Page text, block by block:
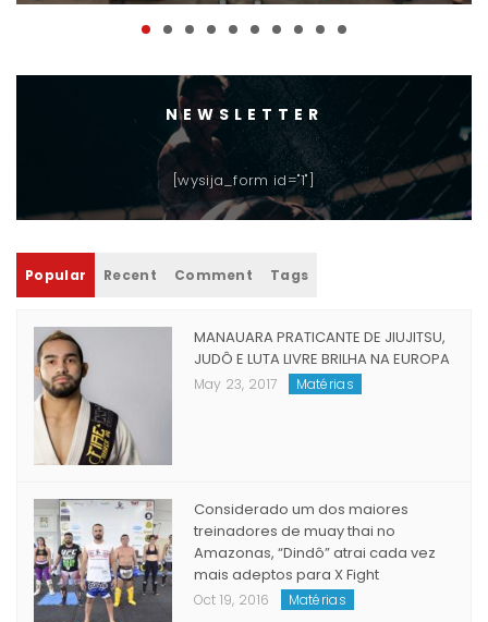
NEWSLETTER
[wysija_form id="1"]
Popular Recent Comment Tags
MANAUARA PRATICANTE DE JIUJITSU,
JUDÔ E LUTA LIVRE BRILHA NA EUROPA
May 23, 2017 Matérias
Considerado um dos maiores
treinadores de muay thai no
Amazonas, “Dindô” atrai cada vez
mais adeptos para X Fight
Oct 19, 2016 Matérias